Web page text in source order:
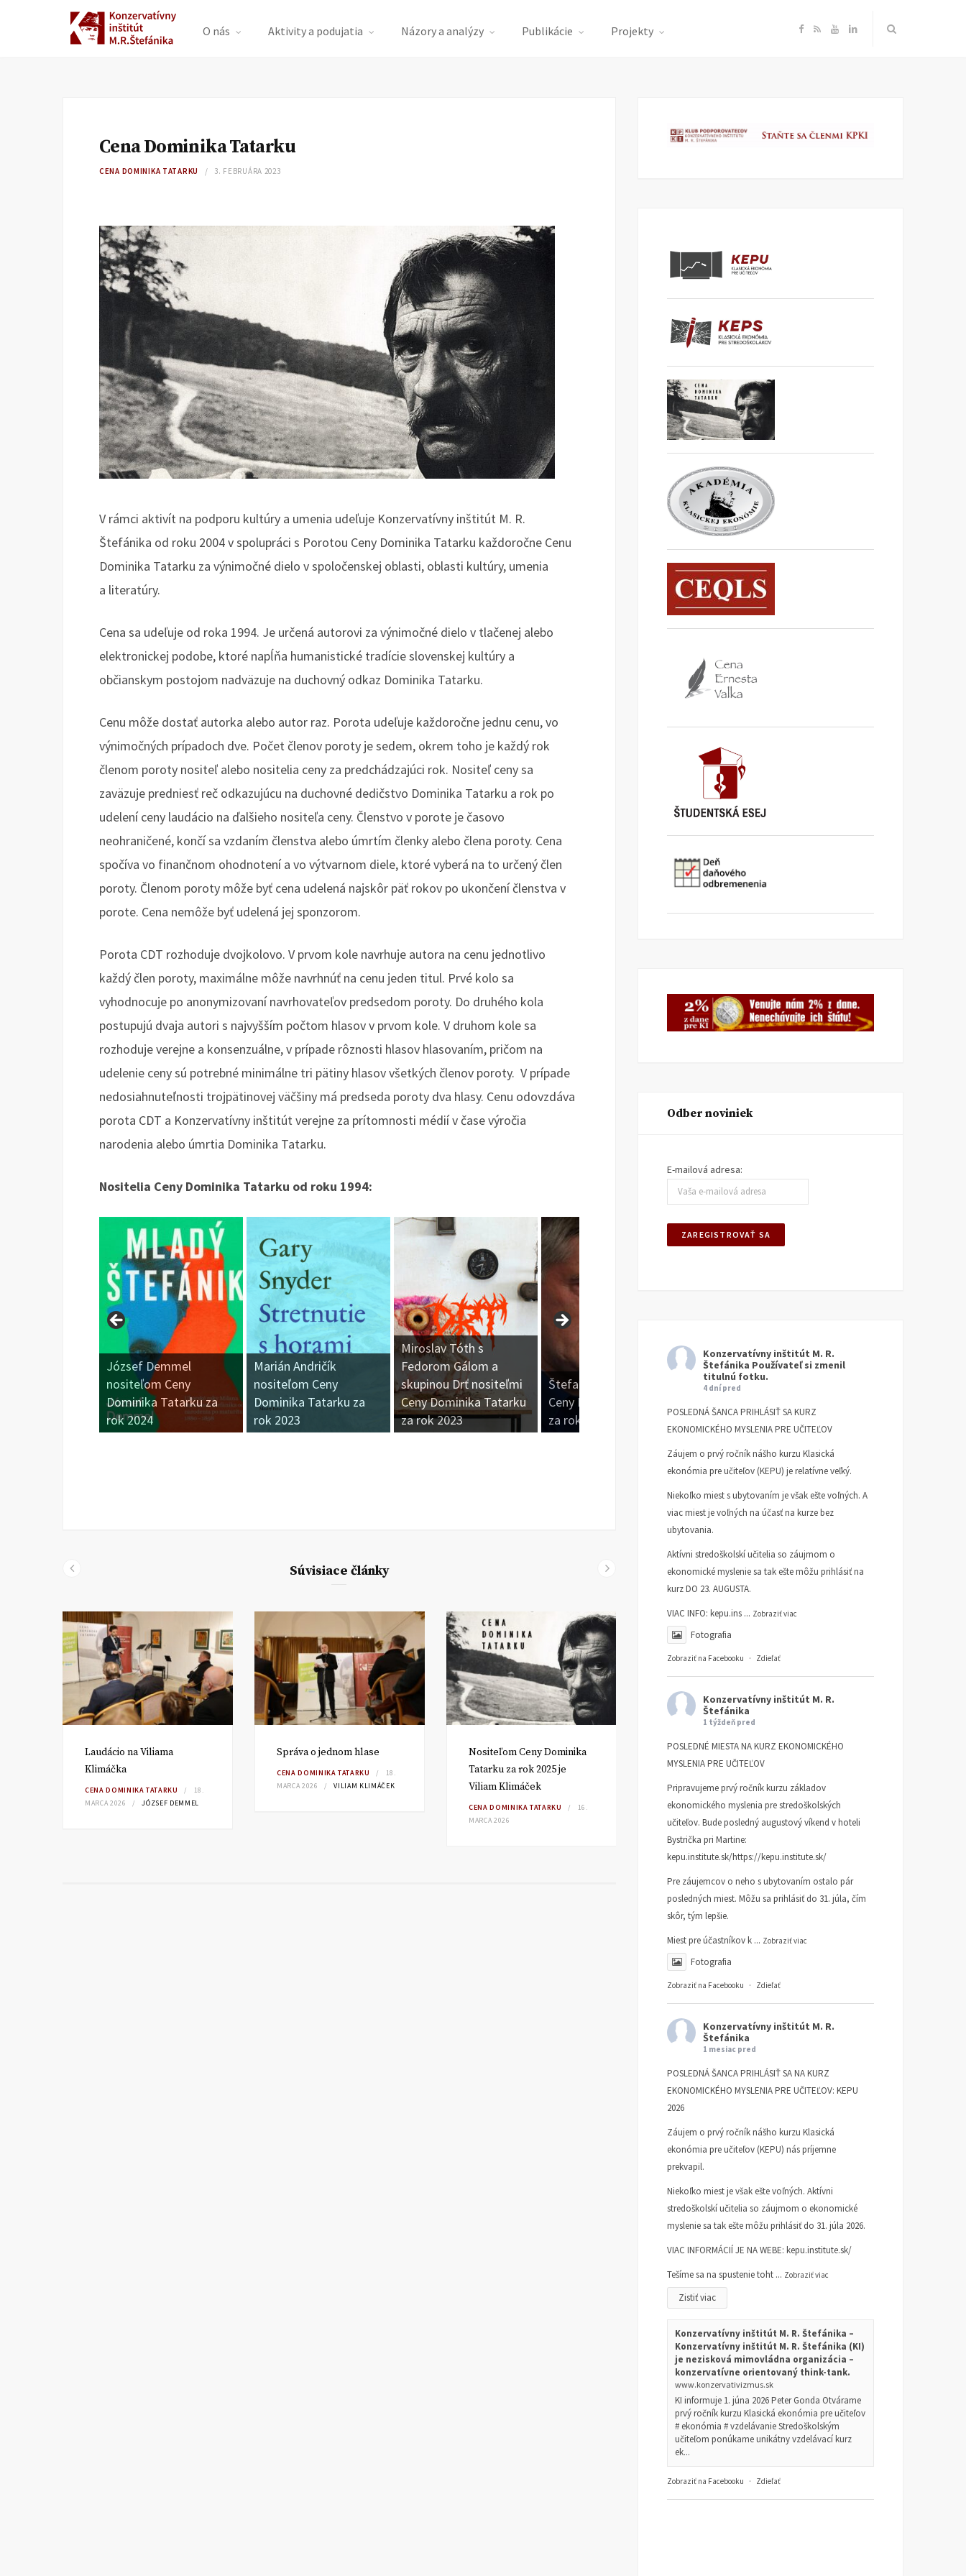
O nás Aktivity a podujatia Názory a analýzy Publikácie Projekty F
e
R Y
T
L
k
Cena Dominika Tatarku
CENA DOMINIKA TATARKU 3. FEBRUÁRA 2023
V rámci aktivít na podporu kultúry a umenia udeľuje Konzervatívny inštitút M. R.
Štefánika od roku 2004 v spolupráci s Porotou Ceny Dominika Tatarku každoročne Cenu
Dominika Tatarku za výnimočné dielo v spoločenskej oblasti, oblasti kultúry, umenia
a literatúry.
Cena sa udeľuje od roka 1994. Je určená autorovi za výnimočné dielo v tlačenej alebo
elektronickej podobe, ktoré napĺňa humanistické tradície slovenskej kultúry a
občianskym postojom nadväzuje na duchovný odkaz Dominika Tatarku.
Cenu môže dostať autorka alebo autor raz. Porota udeľuje každoročne jednu cenu, vo
výnimočných prípadoch dve. Počet členov poroty je sedem, okrem toho je každý rok
členom poroty nositeľ alebo nositelia ceny za predchádzajúci rok. Nositeľ ceny sa
zaväzuje predniesť reč odkazujúcu na duchovné dedičstvo Dominika Tatarku a rok po
udelení ceny laudácio na ďalšieho nositeľa ceny. Členstvo v porote je časovo
neohraničené, končí sa vzdaním členstva alebo úmrtím členky alebo člena poroty. Cena
spočíva vo finančnom ohodnotení a vo výtvarnom diele, ktoré vyberá na to určený člen
poroty. Členom poroty môže byť cena udelená najskôr päť rokov po ukončení členstva v
porote. Cena nemôže byť udelená jej sponzorom.
Porota CDT rozhoduje dvojkolovo. V prvom kole navrhuje autora na cenu jednotlivo
každý člen poroty, maximálne môže navrhnúť na cenu jeden titul. Prvé kolo sa
vyhodnocuje po anonymizovaní navrhovateľov predsedom poroty. Do druhého kola
postupujú dvaja autori s najvyšším počtom hlasov v prvom kole. V druhom kole sa
rozhoduje verejne a konsenzuálne, v prípade rôznosti hlasov hlasovaním, pričom na
udelenie ceny sú potrebné minimálne tri pätiny hlasov všetkých členov poroty. V prípade
nedosiahnuteľnosti trojpätinovej väčšiny má predseda poroty dva hlasy. Cenu odovzdáva
porota CDT a Konzervatívny inštitút verejne za prítomnosti médií v čase výročia
narodenia alebo úmrtia Dominika Tatarku.
Nositelia Ceny Dominika Tatarku od roku 1994:
József Demmel
nositeľom Ceny
Dominika Tatarku za
rok 2024
Marián Andričík
nositeľom Ceny
Dominika Tatarku za
rok 2023
Miroslav Tóth s
Fedorom Gálom a
skupinou Drť nositeľmi
Ceny Dominika Tatarku
za rok 2023
Štefan Hríb nositeľom
Ceny Dominika Tatarku
za rok 2022
Jakub Groch: Viety
Súvisiace články
Laudácio na Viliama
Klimáčka
CENA DOMINIKA TATARKU
18.
MARCA 2026
JÓZSEF DEMMEL
Správa o jednom hlase
CENA DOMINIKA TATARKU
18.
MARCA 2026
VILIAM KLIMÁČEK
Nositeľom Ceny Dominika
Tatarku za rok 2025 je
Viliam Klimáček
CENA DOMINIKA TATARKU
16.
MARCA 2026
Tatarkovská reč Józsefa
Demmela
CENA DOMINIKA TATARKU
14.
MARCA 2025
JÓZSEF DEMMEL
Odber noviniek
E-mailová adresa:
Konzervatívny inštitút M. R.
Štefánika Používateľ si zmenil
titulnú fotku.
4 dní pred
POSLEDNÁ ŠANCA PRIHLÁSIŤ SA KURZ
EKONOMICKÉHO MYSLENIA PRE UČITEĽOV
Záujem o prvý ročník nášho kurzu Klasická
ekonómia pre učiteľov (KEPU) je relatívne veľký.
Niekoľko miest s ubytovaním je však ešte voľných. A
viac miest je voľných na účasť na kurze bez
ubytovania.
Aktívni stredoškolskí učitelia so záujmom o
ekonomické myslenie sa tak ešte môžu prihlásiť na
kurz DO 23. AUGUSTA.
VIAC INFO: kepu.ins ... Zobraziť viac
Fotografia
Zobraziť na Facebooku · Zdieľať
Konzervatívny inštitút M. R.
Štefánika
1 týždeň pred
POSLEDNÉ MIESTA NA KURZ EKONOMICKÉHO
MYSLENIA PRE UČITEĽOV
Pripravujeme prvý ročník kurzu základov
ekonomického myslenia pre stredoškolských
učiteľov. Bude posledný augustový víkend v hoteli
Bystrička pri Martine:
kepu.institute.sk/https://kepu.institute.sk/
Pre záujemcov o neho s ubytovaním ostalo pár
posledných miest. Môžu sa prihlásiť do 31. júla, čím
skôr, tým lepšie.
Miest pre účastníkov k ... Zobraziť viac
Fotografia
Zobraziť na Facebooku · Zdieľať
Konzervatívny inštitút M. R.
Štefánika
1 mesiac pred
POSLEDNÁ ŠANCA PRIHLÁSIŤ SA NA KURZ
EKONOMICKÉHO MYSLENIA PRE UČITEĽOV: KEPU
2026
Záujem o prvý ročník nášho kurzu Klasická
ekonómia pre učiteľov (KEPU) nás príjemne
prekvapil.
Niekoľko miest je však ešte voľných. Aktívni
stredoškolskí učitelia so záujmom o ekonomické
myslenie sa tak ešte môžu prihlásiť do 31. júla 2026.
VIAC INFORMÁCIÍ JE NA WEBE: kepu.institute.sk/
Tešíme sa na spustenie toht ... Zobraziť viac
Zistiť viac
Konzervatívny inštitút M. R. Štefánika –
Konzervatívny inštitút M. R. Štefánika (KI)
je nezisková mimovládna organizácia –
konzervatívne orientovaný think-tank.
www.konzervativizmus.sk
KI informuje 1. júna 2026 Peter Gonda Otvárame
prvý ročník kurzu Klasická ekonómia pre učiteľov
# ekonómia # vzdelávanie Stredoškolským
učiteľom ponúkame unikátny vzdelávací kurz
ek...
Zobraziť na Facebooku · Zdieľať